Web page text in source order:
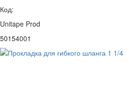
Код:
Unitape Prod
50154001